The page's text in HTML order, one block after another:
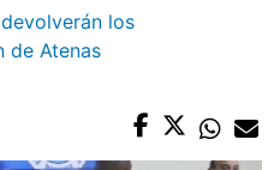
los
de Atenas